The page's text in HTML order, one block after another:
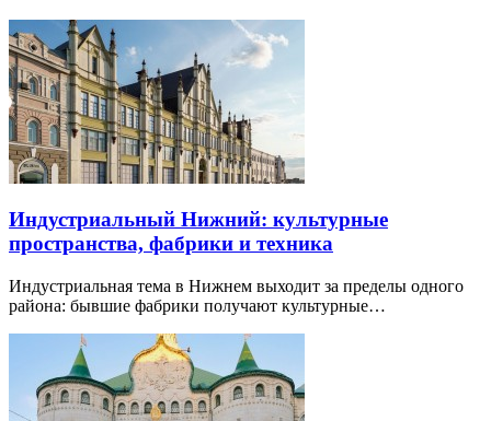
Индустриальный Нижний: культурные
пространства, фабрики и техника
Индустриальная тема в Нижнем выходит за пределы одного
района: бывшие фабрики получают культурные…